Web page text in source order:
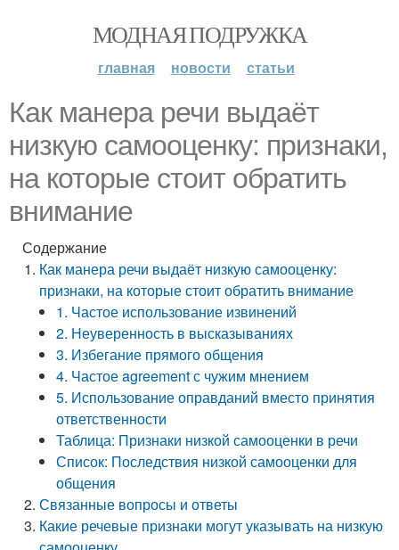
МОДНАЯ ПОДРУЖКА
главная новости статьи
Как манера речи выдаёт
низкую самооценку: признаки,
на которые стоит обратить
внимание
Содержание
Как манера речи выдаёт низкую самооценку:
признаки, на которые стоит обратить внимание
1. Частое использование извинений
2. Неуверенность в высказываниях
3. Избегание прямого общения
4. Частое agreement с чужим мнением
5. Использование оправданий вместо принятия
ответственности
Таблица: Признаки низкой самооценки в речи
Список: Последствия низкой самооценки для
общения
Связанные вопросы и ответы
Какие речевые признаки могут указывать на низкую